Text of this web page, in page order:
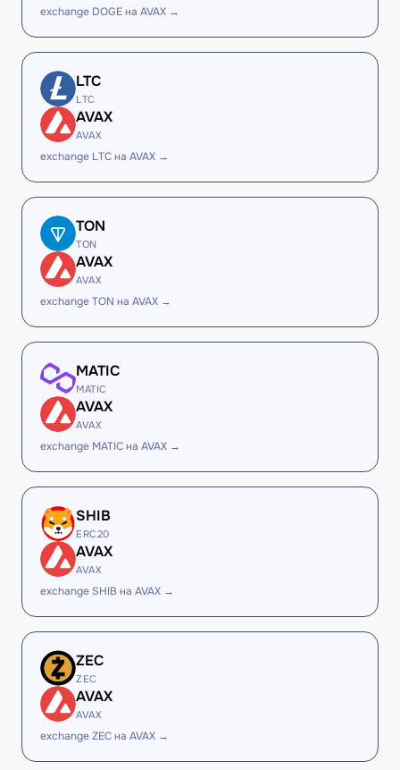
exchange DOGE на AVAX →
LTC
LTC
AVAX
AVAX
exchange LTC на AVAX →
TON
TON
AVAX
AVAX
exchange TON на AVAX →
MATIC
MATIC
AVAX
AVAX
exchange MATIC на AVAX →
SHIB
ERC20
AVAX
AVAX
exchange SHIB на AVAX →
ZEC
ZEC
AVAX
AVAX
exchange ZEC на AVAX →